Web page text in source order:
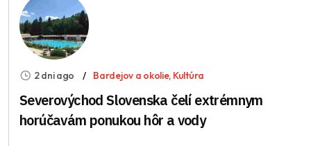
2 dni ago Bardejov a okolie, Kultúra
Severovýchod Slovenska čelí extrémnym
horúčavám ponukou hôr a vody